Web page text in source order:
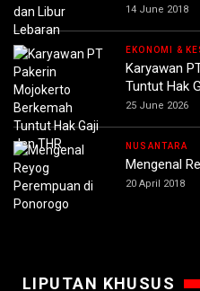
14 June 2018
EKONOMI &
Karyawan
Tuntut Hak
25 June 2026
NUSANTARA
Mengenal
20 April 2018
LIPUTAN KHUSUS